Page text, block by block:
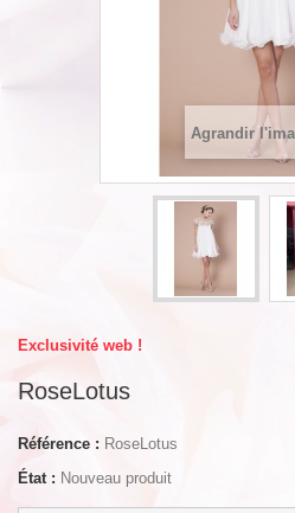
Agrandir
Exclusivité web !
RoseLotus
Référence : RoseLotus
État : Nouveau produit